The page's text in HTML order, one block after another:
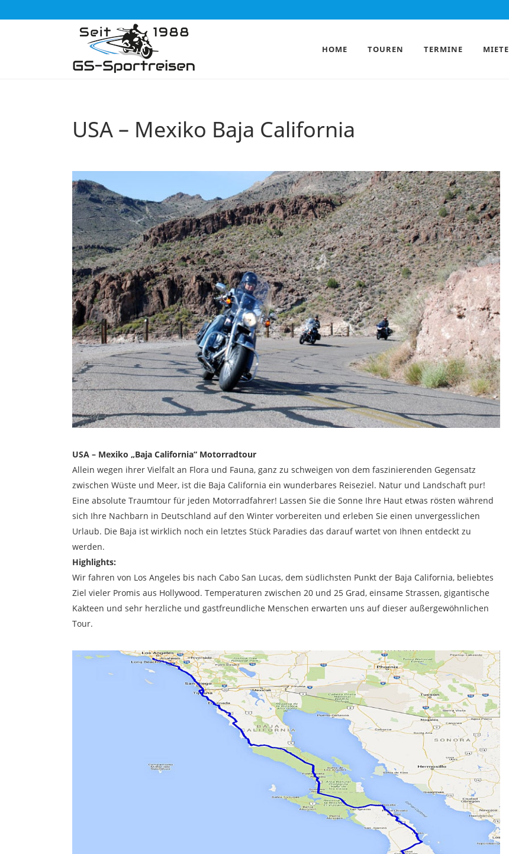
HOME TOUREN TERMINE MIETE
USA – Mexiko Baja California
USA – Mexiko „Baja California“ Motorradtour
Allein wegen ihrer Vielfalt an Flora und Fauna, ganz zu schweigen von dem faszinierenden Gegensatz
zwischen Wüste und Meer, ist die Baja California ein wunderbares Reiseziel. Natur und Landschaft pur!
Eine absolute Traumtour für jeden Motorradfahrer! Lassen Sie die Sonne Ihre Haut etwas rösten während
sich Ihre Nachbarn in Deutschland auf den Winter vorbereiten und erleben Sie einen unvergesslichen
Urlaub. Die Baja ist wirklich noch ein letztes Stück Paradies das darauf wartet von Ihnen entdeckt zu
werden.
Highlights:
Wir fahren von Los Angeles bis nach Cabo San Lucas, dem südlichsten Punkt der Baja California, beliebtes
Ziel vieler Promis aus Hollywood. Temperaturen zwischen 20 und 25 Grad, einsame Strassen, gigantische
Kakteen und sehr herzliche und gastfreundliche Menschen erwarten uns auf dieser außergewöhnlichen
Tour.